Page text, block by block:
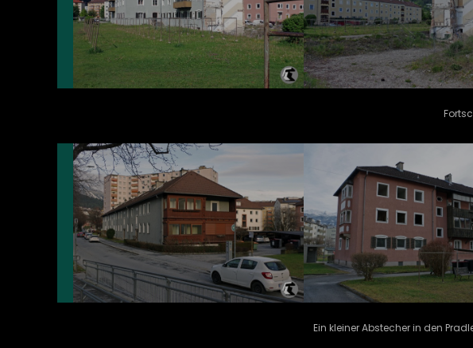
Ein kleiner Abstecher in den